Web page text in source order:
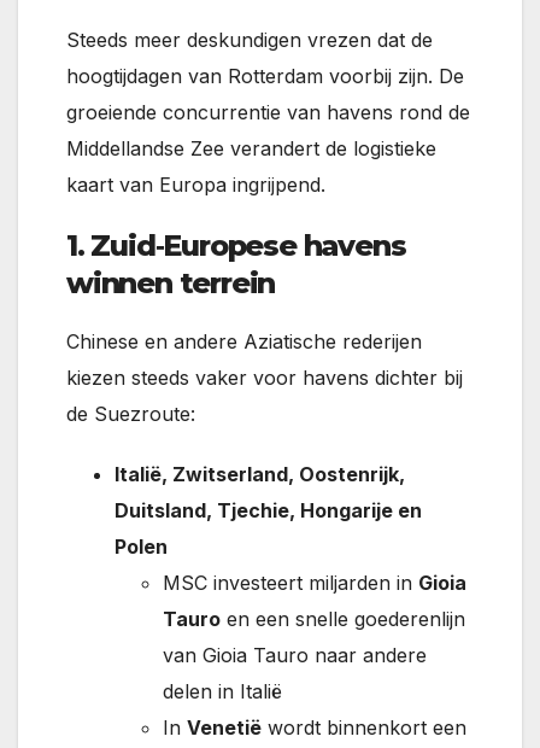
Steeds meer deskundigen vrezen dat de
hoogtijdagen van Rotterdam voorbij zijn. De
groeiende concurrentie van havens rond de
Middellandse Zee verandert de logistieke
kaart van Europa ingrijpend.
1. Zuid‑Europese havens
winnen terrein
Chinese en andere Aziatische rederijen
kiezen steeds vaker voor havens dichter bij
de Suezroute:
Italië, Zwitserland, Oostenrijk,
Duitsland, Tjechie, Hongarije en
Polen
MSC investeert miljarden in Gioia
Tauro en een snelle goederenlijn
van Gioia Tauro naar andere
delen in Italië
In Venetië wordt binnenkort een